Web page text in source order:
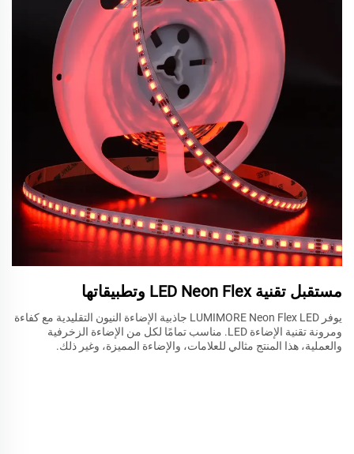
مستقبل تقنية LED Neon Flex وتطبيقاتها
يوفر LUMIMORE Neon Flex LED جاذبية الإضاءة النيون التقليدية مع كفاءة
ومرونة تقنية الإضاءة LED. مناسب تمامًا لكل من الإضاءة الزخرفية
والعملية، هذا المنتج مثالي للعلامات، والإضاءة المميزة، وغير ذلك.